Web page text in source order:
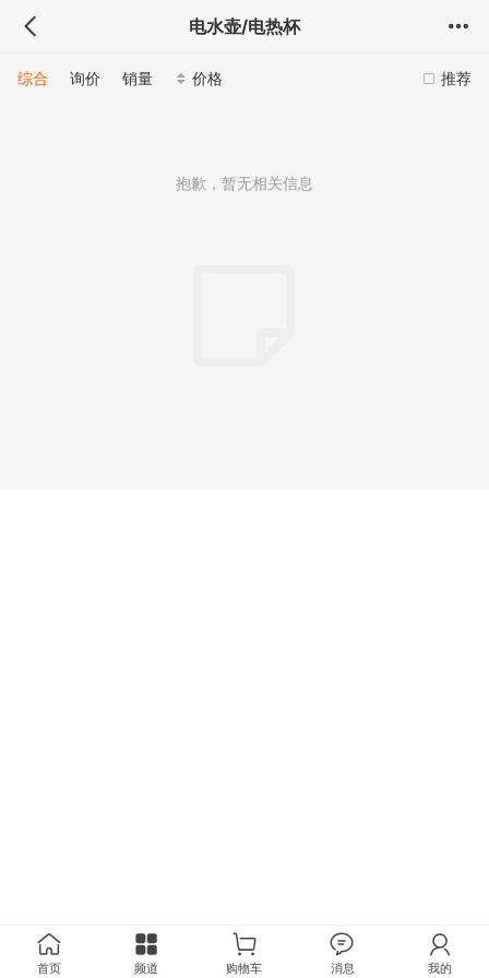
电水壶/电热杯
推荐
综合 询价 销量 价格
抱歉，暂无相关信息
首页 频道 购物车 消息 我的